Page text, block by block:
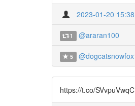
2023-01-20
1 @araran100
5
https://t.co/